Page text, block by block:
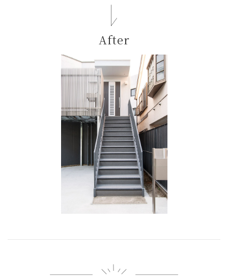
After